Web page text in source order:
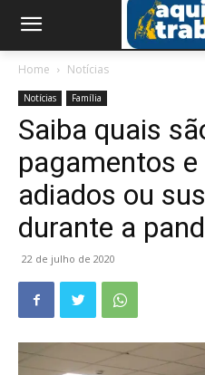
Home Notícias
Notícias Família
Saiba quais
pagamentos
adiados ou
durante a
22 de julho de 2020